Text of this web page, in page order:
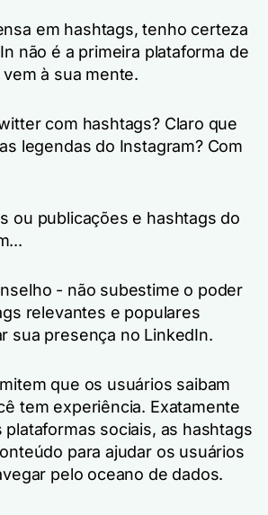
em hashtags, tenho certeza
não é a primeira plataforma de
à sua mente.
com hashtags? Claro que
legendas do Instagram? Com
ou publicações e hashtags do
- não subestime o poder
relevantes e populares
sua presença no LinkedIn.
que os usuários saibam
tem experiência. Exatamente
sociais, as hashtags
para ajudar os usuários
pelo oceano de dados.